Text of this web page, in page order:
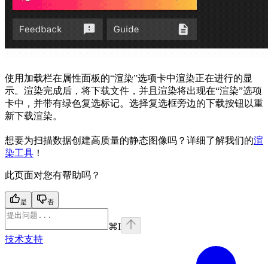
使用加载栏在属性面板的“渲染”选项卡中渲染正在进行的显
示。渲染完成后，将下载文件，并且渲染将出现在“渲染”选项
卡中，并带有绿色复选标记。选择复选框旁边的下载按钮以重
新下载渲染。
想要为扫描数据创建高质量的静态图像吗？详细了解我们的渲
染工具 ！
此页面对您有帮助吗？
是 否
⌘I
技术支持